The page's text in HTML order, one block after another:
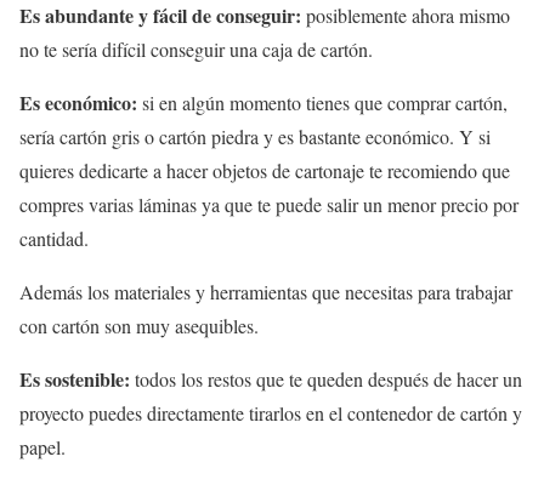
Es abundante y fácil de conseguir: posiblemente ahora mismo
no te sería difícil conseguir una caja de cartón.
Es económico: si en algún momento tienes que comprar cartón,
sería cartón gris o cartón piedra y es bastante económico. Y si
quieres dedicarte a hacer objetos de cartonaje te recomiendo que
compres varias láminas ya que te puede salir un menor precio por
cantidad.
Además los materiales y herramientas que necesitas para trabajar
con cartón son muy asequibles.
Es sostenible: todos los restos que te queden después de hacer un
proyecto puedes directamente tirarlos en el contenedor de cartón y
papel.